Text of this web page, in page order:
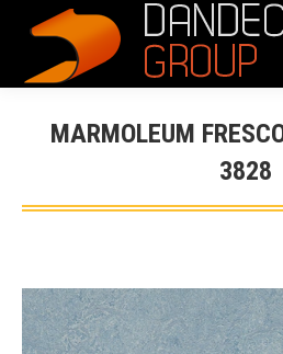
MARMOLEUM
3828